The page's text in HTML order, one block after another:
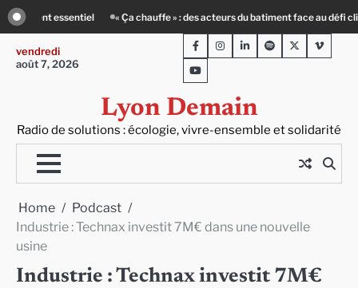
Skip
to
content
face au défi climatique Entourage : un petit-déj contre l’isolement
vendredi
août 7, 2026
Lyon Demain
Radio de solutions : écologie, vivre-ensemble et solidarité
FacebookInstagram
LinkedInSpotifyTwitterViméo
Youtube
Home
Podcast
Industrie : Technax investit 7M€ dans une nouvelle
usine
Industrie : Technax investit 7M€